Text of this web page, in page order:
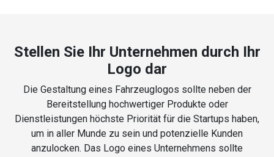
Stellen Sie Ihr Unternehmen durch Ihr
Logo dar
Die Gestaltung eines Fahrzeuglogos sollte neben der
Bereitstellung hochwertiger Produkte oder
Dienstleistungen höchste Priorität für die Startups haben,
um in aller Munde zu sein und potenzielle Kunden
anzulocken. Das Logo eines Unternehmens sollte